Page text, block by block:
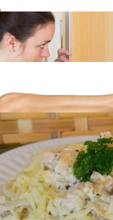
Какие Виды Проклятий
Применить К Вашему